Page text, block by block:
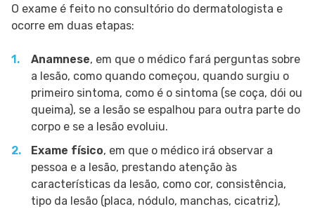
O exame é feito no consultório do dermatologista e
ocorre em duas etapas:
Anamnese, em que o médico fará perguntas sobre
a lesão, como quando começou, quando surgiu o
primeiro sintoma, como é o sintoma (se coça, dói ou
queima), se a lesão se espalhou para outra parte do
corpo e se a lesão evoluiu.
Exame físico, em que o médico irá observar a
pessoa e a lesão, prestando atenção às
características da lesão, como cor, consistência,
tipo da lesão (placa, nódulo, manchas, cicatriz),